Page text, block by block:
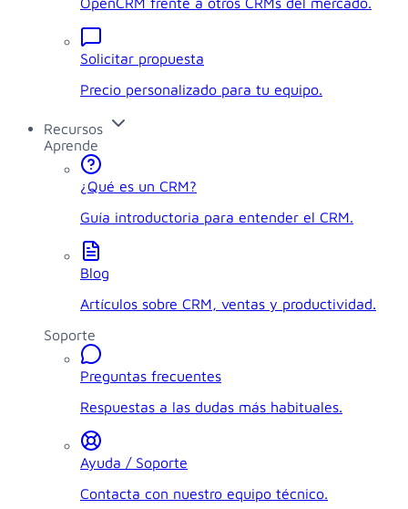
Solicitar propuesta
Precio personalizado para tu equipo.
Recursos
Aprende
¿Qué es un CRM?
Guía introductoria para entender el CRM.
Blog
Artículos sobre CRM, ventas y productividad.
Soporte
Preguntas frecuentes
Respuestas a las dudas más habituales.
Ayuda / Soporte
Contacta con nuestro equipo técnico.